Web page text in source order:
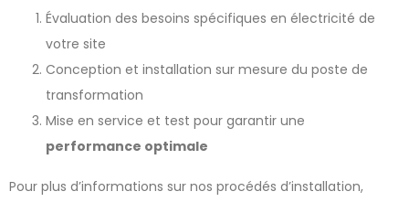
Évaluation des besoins spécifiques en électricité de
votre site
Conception et installation sur mesure du poste de
transformation
Mise en service et test pour garantir une
performance optimale
Pour plus d’informations sur nos procédés d’installation,